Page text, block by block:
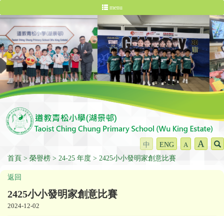
menu
中 ENG A A
首頁 榮譽榜 24-25 年度 2425小小發明家創意比賽
返回
2425小小發明家創意比賽
2024-12-02